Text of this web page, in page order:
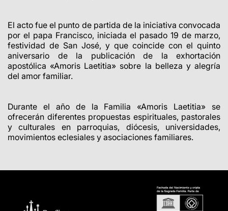
El acto fue el punto de partida de la iniciativa convocada
por el papa Francisco, iniciada el pasado 19 de marzo,
festividad de San José, y que coincide con el quinto
aniversario de la publicación de la exhortación
apostólica «Amoris Laetitia» sobre la belleza y alegría
del amor familiar.
Durante el año de la Familia «Amoris Laetitia» se
ofrecerán diferentes propuestas espirituales, pastorales
y culturales en parroquias, diócesis, universidades,
movimientos eclesiales y asociaciones familiares.